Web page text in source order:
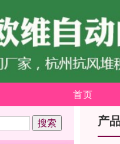
首页
产